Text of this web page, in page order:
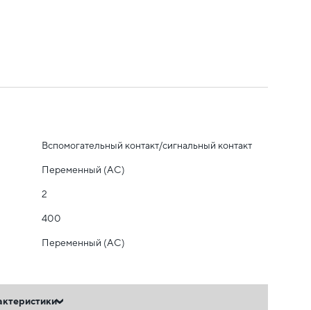
Вспомогательный контакт/сигнальный контакт
Переменный (AC)
2
400
Переменный (AC)